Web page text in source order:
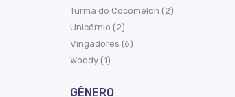
Turma do Cocomelon (2)
Unicórnio (2)
Vingadores (6)
Woody (1)
GÊNERO